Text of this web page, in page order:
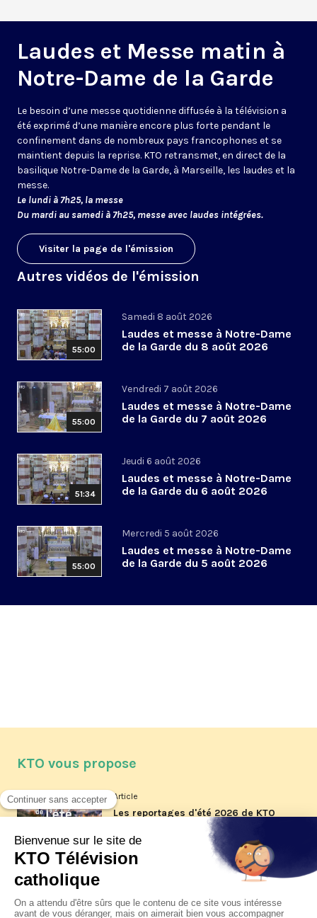
Laudes et Messe matin à
Notre-Dame de la Garde
Le besoin d’une messe quotidienne diffusée à la télévision a
été exprimé d’une manière encore plus forte pendant le
confinement dans de nombreux pays francophones et se
maintient depuis la reprise. KTO retransmet, en direct de la
basilique Notre-Dame de la Garde, à Marseille, les laudes et la
messe.
Le lundi à 7h25, la messe
Du mardi au samedi à 7h25, messe avec laudes intégrées.
Visiter la page de l'émission
Autres vidéos de l'émission
55:00
Samedi 8 août 2026
Laudes et messe à Notre-Dame
de la Garde du 8 août 2026
55:00
Vendredi 7 août 2026
Laudes et messe à Notre-Dame
de la Garde du 7 août 2026
51:34
Jeudi 6 août 2026
Laudes et messe à Notre-Dame
de la Garde du 6 août 2026
55:00
Mercredi 5 août 2026
Laudes et messe à Notre-Dame
de la Garde du 5 août 2026
KTO vous propose
Article
Les reportages d'été 2026 de KTO
Article
La visite pastorale du pape Léon
jeudi 6 août